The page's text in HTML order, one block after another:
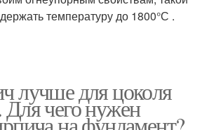
температуру до 1800°С .
лучше для цоколя
чего нужен